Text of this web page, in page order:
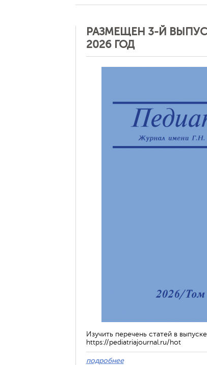
РАЗМЕЩЕН 3-Й
2026 ГОД
Изучить перечень статей в
https://pediatriajournal.ru/hot
подробнее